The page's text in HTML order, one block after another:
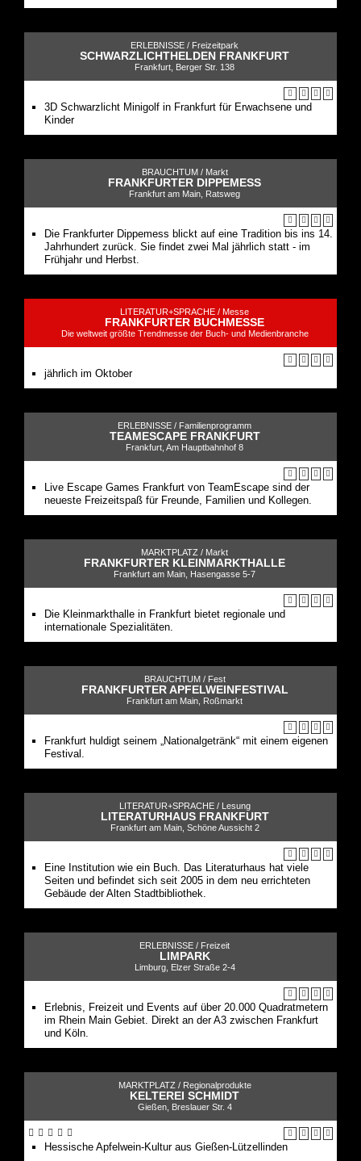
ERLEBNISSE / Freizeitpark
SCHWARZLICHTHELDEN FRANKFURT
Frankfurt, Berger Str. 138
3D Schwarzlicht Minigolf in Frankfurt für Erwachsene und
Kinder
BRAUCHTUM / Markt
FRANKFURTER DIPPEMESS
Frankfurt am Main, Ratsweg
Die Frankfurter Dippemess blickt auf eine Tradition bis ins 14.
Jahrhundert zurück. Sie findet zwei Mal jährlich statt - im
Frühjahr und Herbst.
LITERATUR+SPRACHE / Messe
FRANKFURTER BUCHMESSE
Die weltweit größte Trendmesse der Buch- und Medienbranche
jährlich im Oktober
ERLEBNISSE / Familienprogramm
TEAMESCAPE FRANKFURT
Frankfurt, Am Hauptbahnhof 8
Live Escape Games Frankfurt von TeamEscape sind der
neueste Freizeitspaß für Freunde, Familien und Kollegen.
MARKTPLATZ / Markt
FRANKFURTER KLEINMARKTHALLE
Frankfurt am Main, Hasengasse 5-7
Die Kleinmarkthalle in Frankfurt bietet regionale und
internationale Spezialitäten.
BRAUCHTUM / Fest
FRANKFURTER APFELWEINFESTIVAL
Frankfurt am Main, Roßmarkt
Frankfurt huldigt seinem „Nationalgetränk“ mit einem eigenen
Festival.
LITERATUR+SPRACHE / Lesung
LITERATURHAUS FRANKFURT
Frankfurt am Main, Schöne Aussicht 2
Eine Institution wie ein Buch. Das Literaturhaus hat viele
Seiten und befindet sich seit 2005 in dem neu errichteten
Gebäude der Alten Stadtbibliothek.
ERLEBNISSE / Freizeit
LIMPARK
Limburg, Elzer Straße 2-4
Erlebnis, Freizeit und Events auf über 20.000 Quadratmetern
im Rhein Main Gebiet. Direkt an der A3 zwischen Frankfurt
und Köln.
MARKTPLATZ / Regionalprodukte
KELTEREI SCHMIDT
Gießen, Breslauer Str. 4
Hessische Apfelwein-Kultur aus Gießen-Lützellinden